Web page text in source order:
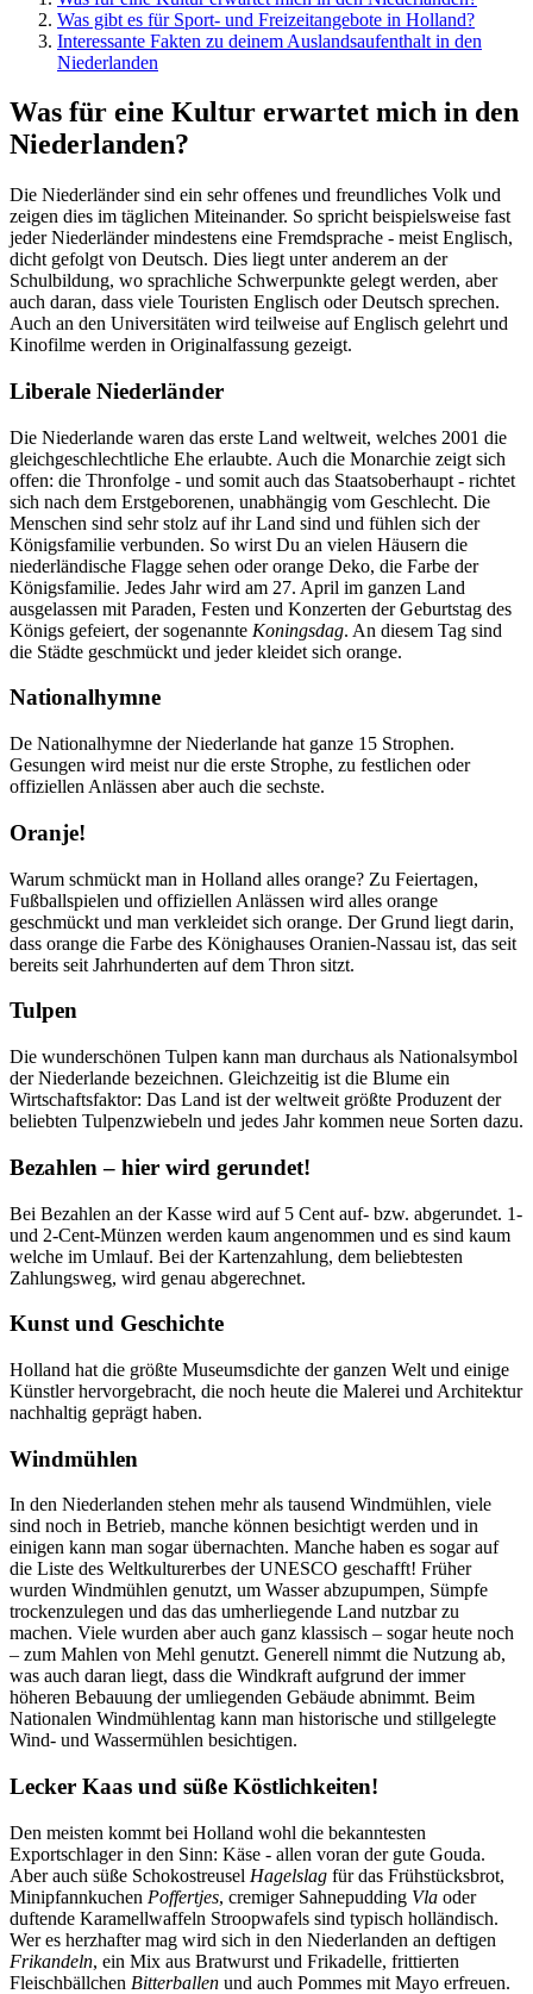
Was gibt es für Sport- und Freizeitangebote in Holland?
Interessante Fakten zu deinem Auslandsaufenthalt in den
Niederlanden
Was für eine Kultur erwartet mich in den
Niederlanden?
Die Niederländer sind ein sehr offenes und freundliches Volk und
zeigen dies im täglichen Miteinander. So spricht beispielsweise fast
jeder Niederländer mindestens eine Fremdsprache - meist Englisch,
dicht gefolgt von Deutsch. Dies liegt unter anderem an der
Schulbildung, wo sprachliche Schwerpunkte gelegt werden, aber
auch daran, dass viele Touristen Englisch oder Deutsch sprechen.
Auch an den Universitäten wird teilweise auf Englisch gelehrt und
Kinofilme werden in Originalfassung gezeigt.
Liberale Niederländer
Die Niederlande waren das erste Land weltweit, welches 2001 die
gleichgeschlechtliche Ehe erlaubte. Auch die Monarchie zeigt sich
offen: die Thronfolge - und somit auch das Staatsoberhaupt - richtet
sich nach dem Erstgeborenen, unabhängig vom Geschlecht. Die
Menschen sind sehr stolz auf ihr Land sind und fühlen sich der
Königsfamilie verbunden. So wirst Du an vielen Häusern die
niederländische Flagge sehen oder orange Deko, die Farbe der
Königsfamilie. Jedes Jahr wird am 27. April im ganzen Land
ausgelassen mit Paraden, Festen und Konzerten der Geburtstag des
Königs gefeiert, der sogenannte Koningsdag. An diesem Tag sind
die Städte geschmückt und jeder kleidet sich orange.
Nationalhymne
De Nationalhymne der Niederlande hat ganze 15 Strophen.
Gesungen wird meist nur die erste Strophe, zu festlichen oder
offiziellen Anlässen aber auch die sechste.
Oranje!
Warum schmückt man in Holland alles orange? Zu Feiertagen,
Fußballspielen und offiziellen Anlässen wird alles orange
geschmückt und man verkleidet sich orange. Der Grund liegt darin,
dass orange die Farbe des Könighauses Oranien-Nassau ist, das seit
bereits seit Jahrhunderten auf dem Thron sitzt.
Tulpen
Die wunderschönen Tulpen kann man durchaus als Nationalsymbol
der Niederlande bezeichnen. Gleichzeitig ist die Blume ein
Wirtschaftsfaktor: Das Land ist der weltweit größte Produzent der
beliebten Tulpenzwiebeln und jedes Jahr kommen neue Sorten dazu.
Bezahlen – hier wird gerundet!
Bei Bezahlen an der Kasse wird auf 5 Cent auf- bzw. abgerundet. 1-
und 2-Cent-Münzen werden kaum angenommen und es sind kaum
welche im Umlauf. Bei der Kartenzahlung, dem beliebtesten
Zahlungsweg, wird genau abgerechnet.
Kunst und Geschichte
Holland hat die größte Museumsdichte der ganzen Welt und einige
Künstler hervorgebracht, die noch heute die Malerei und Architektur
nachhaltig geprägt haben.
Windmühlen
In den Niederlanden stehen mehr als tausend Windmühlen, viele
sind noch in Betrieb, manche können besichtigt werden und in
einigen kann man sogar übernachten. Manche haben es sogar auf
die Liste des Weltkulturerbes der UNESCO geschafft! Früher
wurden Windmühlen genutzt, um Wasser abzupumpen, Sümpfe
trockenzulegen und das das umherliegende Land nutzbar zu
machen. Viele wurden aber auch ganz klassisch – sogar heute noch
– zum Mahlen von Mehl genutzt. Generell nimmt die Nutzung ab,
was auch daran liegt, dass die Windkraft aufgrund der immer
höheren Bebauung der umliegenden Gebäude abnimmt. Beim
Nationalen Windmühlentag kann man historische und stillgelegte
Wind- und Wassermühlen besichtigen.
Lecker Kaas und süße Köstlichkeiten!
Den meisten kommt bei Holland wohl die bekanntesten
Exportschlager in den Sinn: Käse - allen voran der gute Gouda.
Aber auch süße Schokostreusel Hagelslag für das Frühstücksbrot,
Minipfannkuchen Poffertjes, cremiger Sahnepudding Vla oder
duftende Karamellwaffeln Stroopwafels sind typisch holländisch.
Wer es herzhafter mag wird sich in den Niederlanden an deftigen
Frikandeln, ein Mix aus Bratwurst und Frikadelle, frittierten
Fleischbällchen Bitterballen und auch Pommes mit Mayo erfreuen.